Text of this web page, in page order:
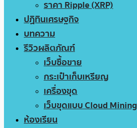
ราคา Ripple (XRP)
ปฏิทินเศรษฐกิจ
บทความ
รีวิวผลิตภัณฑ์
เว็บซื้อขาย
กระเป๋าเก็บเหรียญ
เครื่องขุด
เว็บขุดแบบ Cloud Mining
ห้องเรียน